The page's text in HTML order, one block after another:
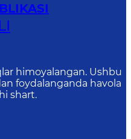
himoyalangan. Ushbu
foydalanganda havola
shart.